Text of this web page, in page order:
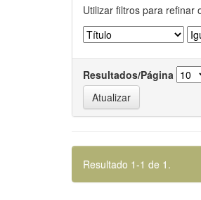
Utilizar filtros para refinar
Resultados/Página
Resultado 1-1 de 1.